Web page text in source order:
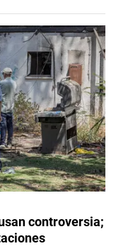
controversia;